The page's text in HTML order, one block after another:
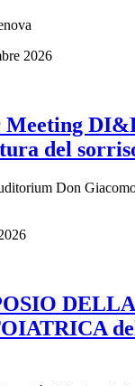
2026
Meeting
del
Don